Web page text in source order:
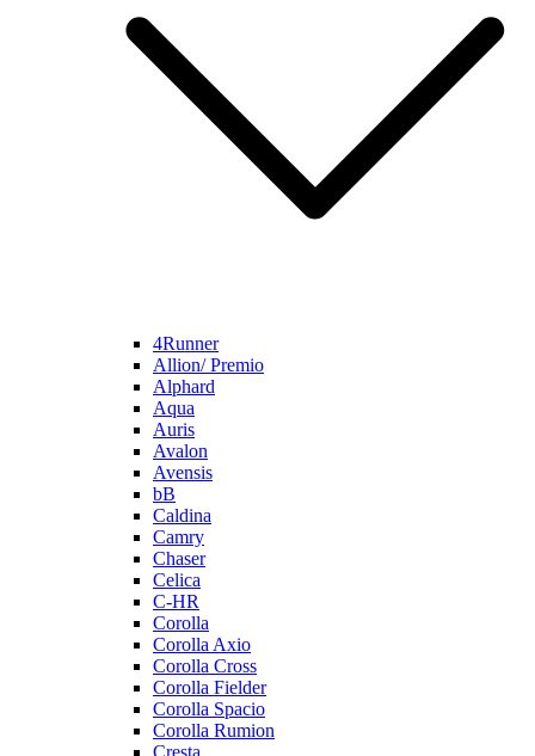
4Runner
Allion/ Premio
Alphard
Aqua
Auris
Avalon
Avensis
bB
Caldina
Camry
Chaser
Celica
C-HR
Corolla
Corolla Axio
Corolla Cross
Corolla Fielder
Corolla Spacio
Corolla Rumion
Cresta